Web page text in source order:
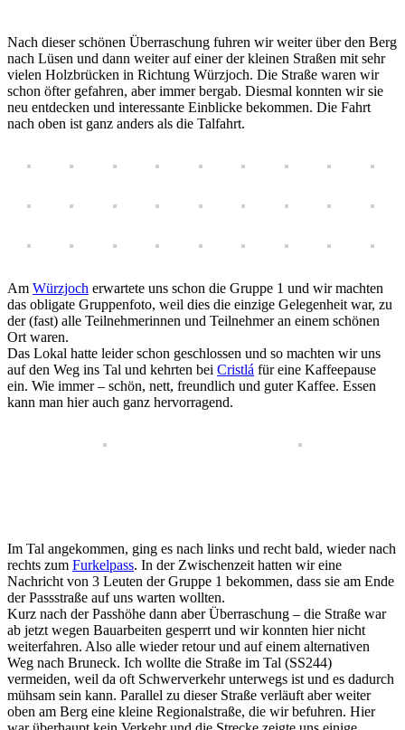
Nach dieser schönen Überraschung fuhren wir weiter über den Berg
nach Lüsen und dann weiter auf einer der kleinen Straßen mit sehr
vielen Holzbrücken in Richtung Würzjoch. Die Straße waren wir
schon öfter gefahren, aber immer bergab. Diesmal konnten wir sie
neu entdecken und interessante Einblicke bekommen. Die Fahrt
nach oben ist ganz anders als die Talfahrt.
Am Würzjoch erwartete uns schon die Gruppe 1 und wir machten
das obligate Gruppenfoto, weil dies die einzige Gelegenheit war, zu
der (fast) alle Teilnehmerinnen und Teilnehmer an einem schönen
Ort waren.
Das Lokal hatte leider schon geschlossen und so machten wir uns
auf den Weg ins Tal und kehrten bei Cristlá für eine Kaffeepause
ein. Wie immer – schön, nett, freundlich und guter Kaffee. Essen
kann man hier auch ganz hervorragend.
Im Tal angekommen, ging es nach links und recht bald, wieder nach
rechts zum Furkelpass. In der Zwischenzeit hatten wir eine
Nachricht von 3 Leuten der Gruppe 1 bekommen, dass sie am Ende
der Passstraße auf uns warten wollten.
Kurz nach der Passhöhe dann aber Überraschung – die Straße war
ab jetzt wegen Bauarbeiten gesperrt und wir konnten hier nicht
weiterfahren. Also alle wieder retour und auf einem alternativen
Weg nach Bruneck. Ich wollte die Straße im Tal (SS244)
vermeiden, weil da oft Schwerverkehr unterwegs ist und es dadurch
mühsam sein kann. Parallel zu dieser Straße verläuft aber weiter
oben am Berg eine kleine Regionalstraße, die wir befuhren. Hier